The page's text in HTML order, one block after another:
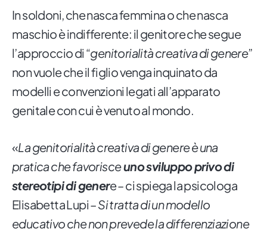
In soldoni, che nasca femmina o che nasca
maschio è indifferente: il genitore che segue
l’approccio di “genitorialità creativa di genere”
non vuole che il figlio venga inquinato da
modelli e convenzioni legati all’apparato
genitale con cui è venuto al mondo.
«La genitorialità creativa di genere è una
pratica che favorisceuno sviluppo privo di
stereotipi di genere – ci spiega la psicologa
Elisabetta Lupi –Si tratta di un modello
educativo che non prevede la differenziazione